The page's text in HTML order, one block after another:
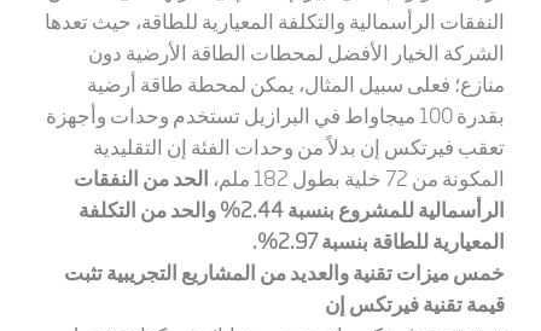
النفقات الرأسمالية والتكلفة المعيارية للطاقة، حيث تعدها
الشركة الخيار الأفضل لمحطات الطاقة الأرضية دون
منازع؛ فعلى سبيل المثال، يمكن لمحطة طاقة أرضية
بقدرة 100 ميجاواط في البرازيل تستخدم وحدات وأجهزة
تعقب فيرتكس إن بدلاً من وحدات الفئة إن التقليدية
المكونة من 72 خلية بطول 182 ملم،
الحد من النفقات
الرأسمالية للمشروع بنسبة 2.44% والحد من التكلفة
المعيارية للطاقة بنسبة 2.97%.
خمس ميزات تقنية والعديد من المشاريع التجريبية تثبت
قيمة تقنية فيرتكس إن